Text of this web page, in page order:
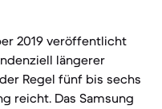
2019 veröffentlicht
längerer
Regel fünf bis sechs
reicht. Das Samsung